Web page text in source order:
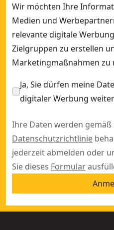
18V XR
ATOMIC
BLACK & GOLD
ELITE SERIES
FLEXTORQ
FLEXVOLT
POWERSHIFT™
TOUGHSYSTEM 2.0
TSTAK
XR Flexvolt
Wir möchten Ihre
Medien und
relevante digitale
Zielgruppen zu erstellen
Marketingmaßnahmen zu
Ja, Sie dürfen meine
digitaler Werbung
Ihre Daten werden
Datenschutzrichtlinie
jederzeit abmelden oder
Sie dieses Formular